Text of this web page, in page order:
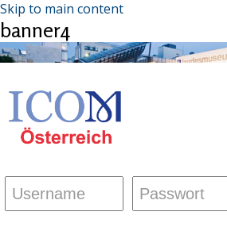
Skip to main content
banner4